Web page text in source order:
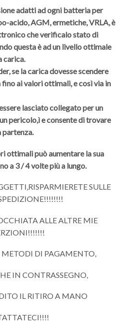
adatti ad ogni batteria per
acido, AGM, ermetiche, VRLA, è
che verificalo stato di
questa è ad un livello ottimale
carica.
se la carica dovesse scendere
ai valori ottimali, e così via in
lasciato collegato per un
pericolo,ì e consente di trovare
partenza.
ottimali può aumentare la sua
a 3 / 4 volte più a lungo.
SULLE
ALLE ALTRE MIE
METODI DI PAGAMENTO,
IN CONTRASSEGNO,
IL RITIRO A MANO